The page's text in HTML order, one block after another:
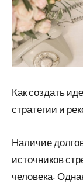
Как создать
стратегии и
Наличие
источников
человека.